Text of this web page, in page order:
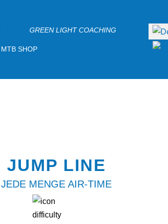
GREEN LIGHT COACHING
MTB SHOP
JUMP LINE
JEDE MENGE AIR-TIME